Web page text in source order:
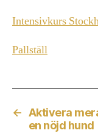
Intensivkurs
Pallställ
← Aktivera
en nöjd hund